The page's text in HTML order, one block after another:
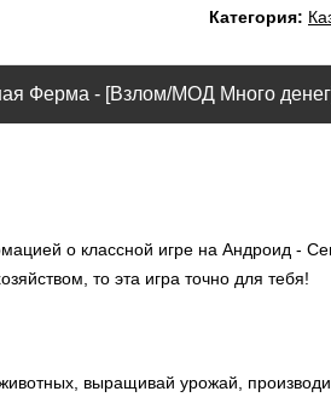
Категория:
Ферма - [Взлом/МОД Много
о классной игре на Андроид -
то эта игра точно для тебя!
выращивай урожай,